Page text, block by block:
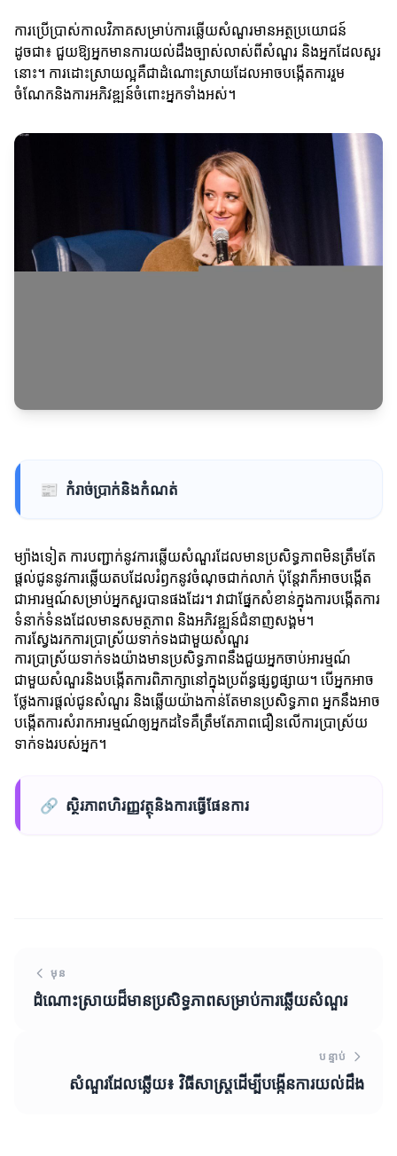
ការប្រើប្រាស់កាលវិភាគសម្រាប់ការឆ្លើយសំណួរមានអត្ថប្រយោជន៍
ដូចជា៖ ជួយឱ្យអ្នកមានការយល់ដឹងច្បាស់លាស់ពីសំណួរ និងអ្នកដែលសួរ
នោះ។ ការដោះស្រាយល្អគឺជាដំណោះស្រាយដែលអាចបង្កើតការរួម
ចំណែកនិងការអភិវឌ្ឍន៍ចំពោះអ្នកទាំងអស់។
📰 កំរាច់ប្រាក់និងកំណត់
ម្យ៉ាងទៀត ការបញ្ជាក់នូវការឆ្លើយសំណួរដែលមានប្រសិទ្ធភាពមិនត្រឹមតែ
ផ្តល់ជូននូវការឆ្លើយតបដែលរំឭកនូវចំណុចជាក់លាក់ ប៉ុន្តែវាក៏អាចបង្កើត
ជាអារម្មណ៍សម្រាប់អ្នកសួរបានផងដែរ។ វាជាផ្នែកសំខាន់ក្នុងការបង្កើតការ
ទំនាក់ទំនងដែលមានសមត្ថភាព និងអភិវឌ្ឍន៍ជំនាញសង្គម។
ការស្វែងរកការប្រាស្រ័យទាក់ទងជាមួយសំណួរ
ការប្រាស្រ័យទាក់ទងយ៉ាងមានប្រសិទ្ធភាពនឹងជួយអ្នកចាប់អារម្មណ៍
ជាមួយសំណួរនិងបង្កើតការពិភាក្សានៅក្នុងប្រព័ន្ធផ្សព្វផ្សាយ។ បើអ្នកអាច
ថ្លែងការផ្ដល់ជូនសំណួរ និងឆ្លើយយ៉ាងកាន់តែមានប្រសិទ្ធភាព អ្នកនឹងអាច
បង្កើតការសំរាកអារម្មណ៍ឲ្យអ្នកដទៃគឺត្រឹមតែភាពជឿនលើការប្រាស្រ័យ
ទាក់ទងរបស់អ្នក។
🔗 ស្ថិរភាពហិរញ្ញវត្ថុនិងការធ្វើផែនការ
មុន
ដំណោះស្រាយដ៏មានប្រសិទ្ធភាពសម្រាប់ការឆ្លើយសំណួរ
បន្ទាប់
សំណួរដែលឆ្លើយ៖ វិធីសាស្ត្រដើម្បីបង្កើនការយល់ដឹង